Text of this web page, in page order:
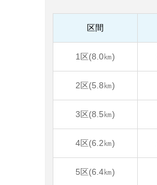
区間
1区(8.0㎞)
2区(5.8㎞)
3区(8.5㎞)
4区(6.2㎞)
5区(6.4㎞)